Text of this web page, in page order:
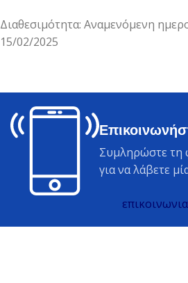
Διαθεσιμότητα: Αναμενόμενη
15/02/2025
Συμληρώστε τη
για να λάβετε
επικοινωνια